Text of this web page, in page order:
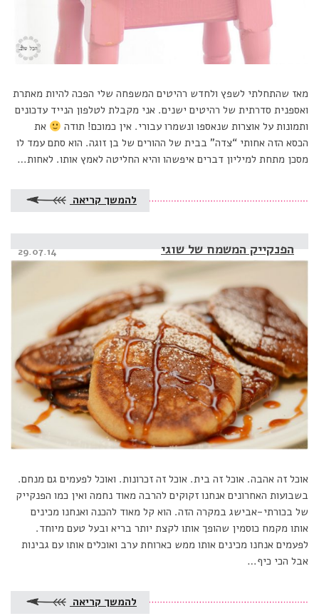
מאז שהתחלתי לשפץ ולחדש רהיטים המשפחה שלי הפכה להיות מאתרת
ואספנית סדרתית של רהיטים ישנים. אני מקבלת לטלפון הנייד עדכונים
ותמונות על אוצרות שנאספו ונשמרו עבורי. אין כמוכם! תודה
את
הכסא הזה אחותי “צדה” בבית של ההורים של בן זוגה. הוא סתם עמד לו
מסכן מתחת למיליון דברים איפשהו והיא החליטה לאמץ אותו. לאחות…
להמשך קריאה
הפנקייק המשמח של שוגי Posted
on
29.07.14
אוכל זה אהבה. אוכל זה בית. אוכל זה זכרונות. ואוכל לפעמים גם מנחם.
בשבועות האחרונים אנחנו זקוקים להרבה מאוד נחמה ואין כמו הפנקייק
של בכורתי-אבישג במקרה הזה. הוא קל מאוד להכנה ואנחנו מכינים
אותו מקמח כוסמין שהופך אותו לקצת יותר בריא ובעל טעם מיוחד.
לפעמים אנחנו מכינים אותו ממש כארוחת ערב ואוכלים אותו עם גבינות
אבל הכי כיף…
להמשך קריאה